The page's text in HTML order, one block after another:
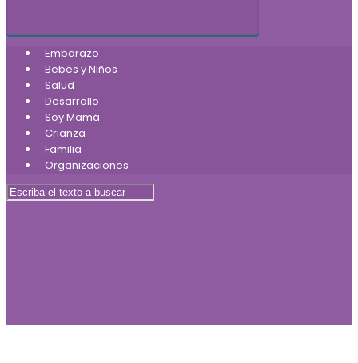
Embarazo
Bebés y Niños
Salud
Desarrollo
Soy Mamá
Crianza
Familia
Organizaciones